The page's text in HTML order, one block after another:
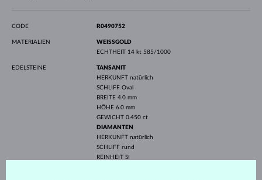
CODE R0490752
MATERIALIEN
WEISSGOLD
ECHTHEIT 14 kt 585/1000
EDELSTEINE
TANSANIT
HERKUNFT natürlich
SCHLIFF Oval
BREITE 4.0 mm
HÖHE 6.0 mm
GEWICHT 0.450 ct
DIAMANTEN
HERKUNFT natürlich
SCHLIFF rund
REINHEIT SI